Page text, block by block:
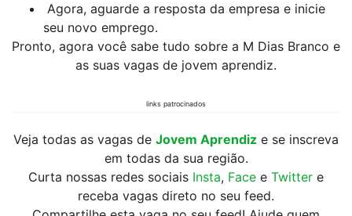
Agora, aguarde a resposta da empresa e inicie
seu novo emprego.
Pronto, agora você sabe tudo sobre a M Dias Branco e
as suas vagas de jovem aprendiz.
links patrocinados
Veja todas as vagas de Jovem Aprendiz e se inscreva
em todas da sua região.
Curta nossas redes sociais Insta, Face e Twitter e
receba vagas direto no seu feed.